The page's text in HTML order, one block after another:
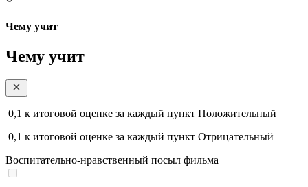
Чему учит
Чему учит
0,1 к итоговой оценке за каждый пункт Положительный
0,1 к итоговой оценке за каждый пункт Отрицательный
Воспитательно-нравственный посыл фильма